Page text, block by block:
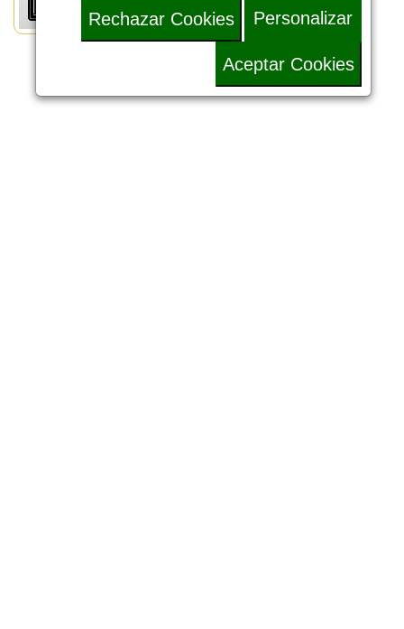
Rechazar Cookies Personalizar
Aceptar Cookies